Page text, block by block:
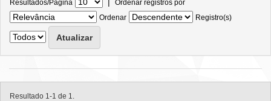
Resultados/Página
Ordenar registros por
Ordenar
Registro(s)
Resultado 1-1 de 1.